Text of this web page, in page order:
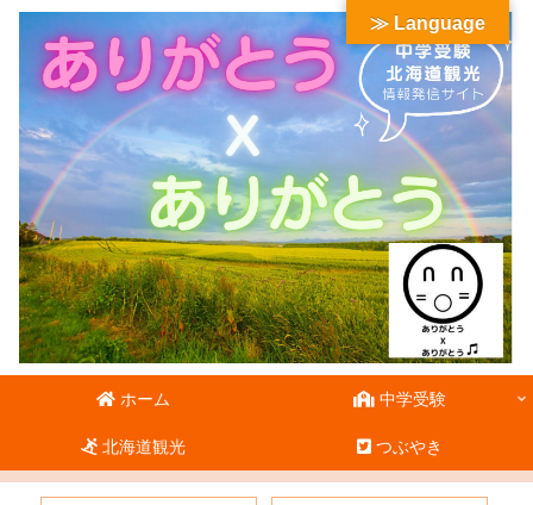
ホーム 中学受験
北海道観光 つぶやき
≫ Language